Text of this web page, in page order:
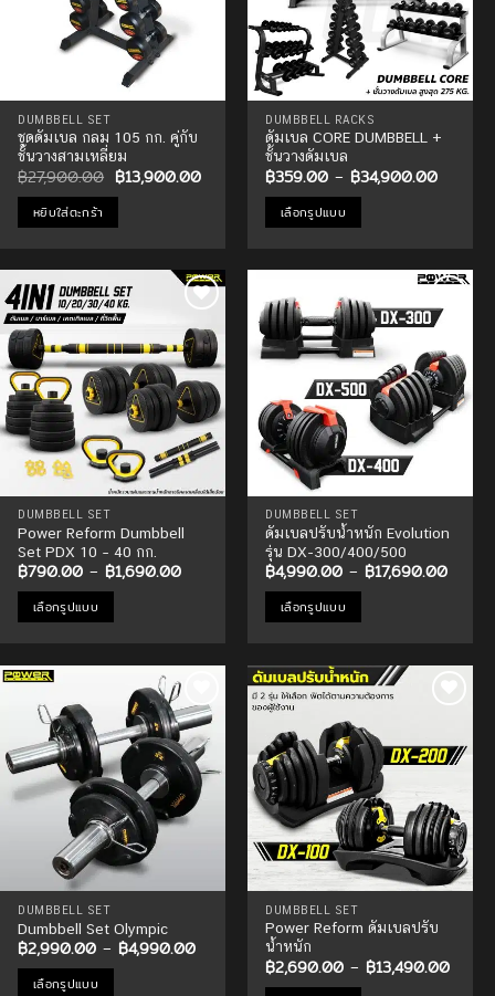
DUMBBELL SET
ชุดดัมเบล กลม 105 กก. คู่กับ
ชั้นวางสามเหลี่ยม
฿27,900.00 Original
price
was:
฿13,900.00Current
฿13,900.00.
หยิบใส่ตะกร้า
DUMBBELL RACKS
ดัมเบล CORE DUMBBELL +
ชั้นวางดัมเบล
฿359.00 – ฿34,900.00Price
เลือกรูปแบบ
multiple
variants.
The
options
may
be
chosen
on
the
product
page
Add to
Wishlist
DUMBBELL SET
Power Reform Dumbbell
Set PDX 10 – 40 กก.
฿790.00 – ฿1,690.00Price
เลือกรูปแบบ
has
multiple
variants.
The
options
may
chosen
the
product
page
Add to
DUMBBELL SET
ดัมเบลปรับน้ำหนัก Evolution
รุ่น DX-300/400/500
฿4,990.00 – ฿17,690.00Price
เลือกรูปแบบ
has
multiple
The
options
may
be
chosen
on
the
product
page
Add to
Wishlist
DUMBBELL SET
Dumbbell Set Olympic
฿2,990.00 – ฿4,990.00Price
฿2,990.00
เลือกรูปแบบ
DUMBBELL SET
Power Reform ดัมเบลปรับ
น้ำหนัก
฿2,690.00 – ฿13,490.00Price